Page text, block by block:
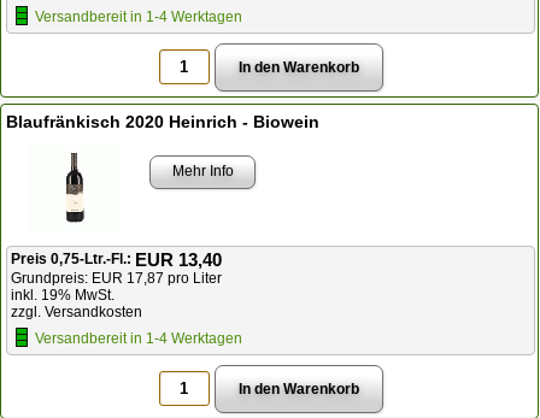
Versandbereit in 1-4 Werktagen
Blaufränkisch 2020 Heinrich - Biowein
Mehr Info
Preis 0,75-Ltr.-Fl.: EUR 13,40
Grundpreis: EUR 17,87 pro Liter
inkl. 19% MwSt.
zzgl. Versandkosten
Versandbereit in 1-4 Werktagen